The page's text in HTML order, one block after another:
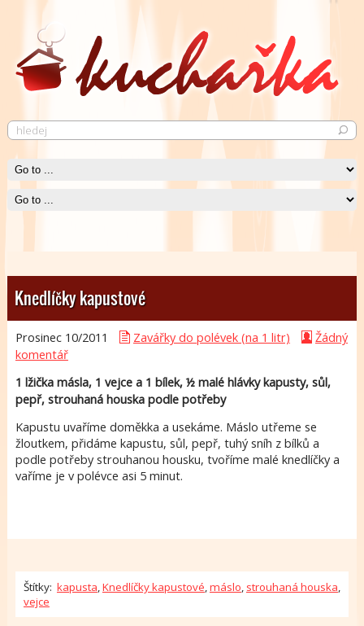
Pečené kuře
Krásně křupavé pečené kuře neurazí snád žádného jedlíka.
Knedlíčky kapustové
Prosinec 10/2011 Zavářky do polévek (na 1 litr)
Žádný
komentář
1 lžička másla, 1 vejce a 1 bílek, ½ malé hlávky kapusty, sůl,
pepř, strouhaná houska podle potřeby
Kapustu uvaříme doměkka a usekáme. Máslo utřeme se
žloutkem, přidáme kapustu, sůl, pepř, tuhý sníh z bílků a
podle potřeby strouhanou housku, tvoříme malé knedlíčky a
vaříme je v polévce asi 5 minut.
Štítky: kapusta,Knedlíčky kapustové,máslo, strouhaná houska,
vejce